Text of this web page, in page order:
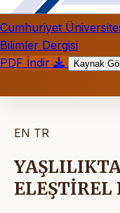
Cumhuriyet
Bilimler Dergisi
PDF İndir
Kaynak
EN TR
ELEŞTİREL